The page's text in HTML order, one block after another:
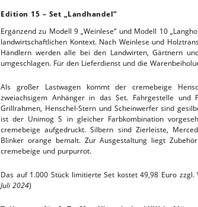
Edition 15 – Set „Landhandel“
Ergänzend zu Modell 9 „Weinlese“ und Modell 10
landwirtschaftlichen Kontext. Nach Weinlese und
Händlern werden alle bei den Landwirten, Gärtnern
umgeschlagen. Für den Lieferdienst und die
Als großer Lastwagen kommt der cremebeige
zweiachsigem Anhänger in das Set. Fahrgestelle
Grillrahmen, Henschel-Stern und Scheinwerfer sind
ist der Unimog S in gleicher Farbkombination
cremebeige aufgedruckt. Silbern sind Zierleiste,
Blinker orange bemalt. Zur Ausgestaltung liegt
cremebeige und purpurrot.
Das auf 1.000 Stück limitierte Set kostet 49,98 Euro
Juli 2024)